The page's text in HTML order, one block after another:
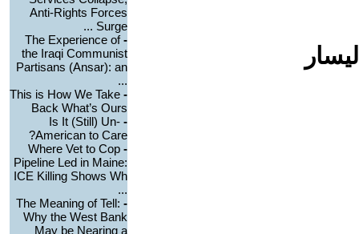
Anti-Rights Forces
Surge ...
-
The Experience of
the Iraqi Communist
Partisans (Ansar): an
...
-
This is How We Take
Back What’s Ours
-
Is It (Still) Un-
American to Care?
-
Where Vet to Cop
Pipeline Led in Maine:
ICE Killing Shows Wh
...
-
The Meaning of Tell:
Why the West Bank
May be Nearing a